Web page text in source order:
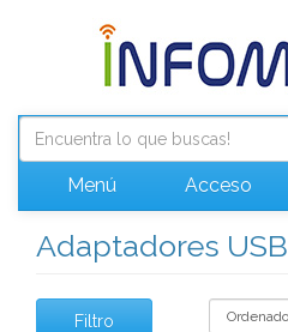
Menú Acceso
Adaptadores USB
Filtro